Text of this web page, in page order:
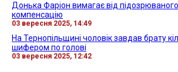
Донька Фаріон вимагає від
компенсацію
03 вересня 2025, 14:49
На Тернопільщині чоловік завдав брату
шифером по голові
03 вересня 2025, 12:42